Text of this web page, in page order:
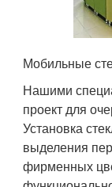
Мобильные
Нашими
проект для
Установка
выделения
фирменных